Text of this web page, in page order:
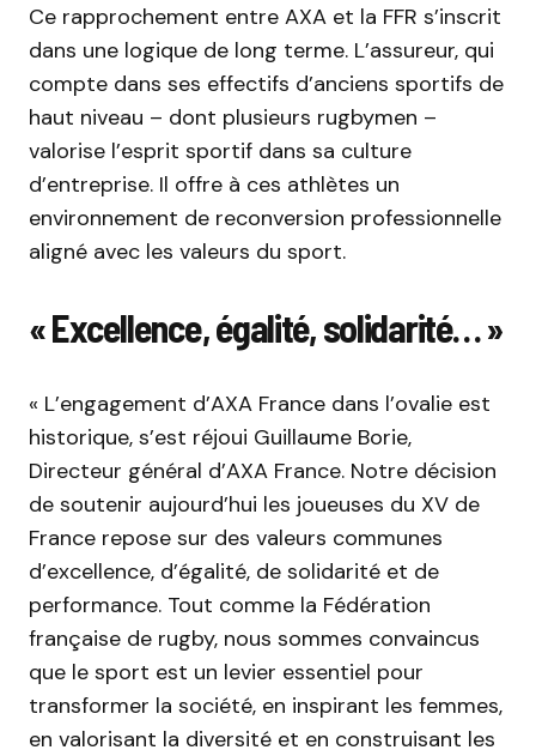
Ce rapprochement entre AXA et la FFR s’inscrit
dans une logique de long terme. L’assureur, qui
compte dans ses effectifs d’anciens sportifs de
haut niveau – dont plusieurs rugbymen –
valorise l’esprit sportif dans sa culture
d’entreprise. Il offre à ces athlètes un
environnement de reconversion professionnelle
aligné avec les valeurs du sport.
« Excellence, égalité, solidarité… »
« L’engagement d’AXA France dans l’ovalie est
historique, s’est réjoui Guillaume Borie,
Directeur général d’AXA France. Notre décision
de soutenir aujourd’hui les joueuses du XV de
France repose sur des valeurs communes
d’excellence, d’égalité, de solidarité et de
performance. Tout comme la Fédération
française de rugby, nous sommes convaincus
que le sport est un levier essentiel pour
transformer la société, en inspirant les femmes,
en valorisant la diversité et en construisant les